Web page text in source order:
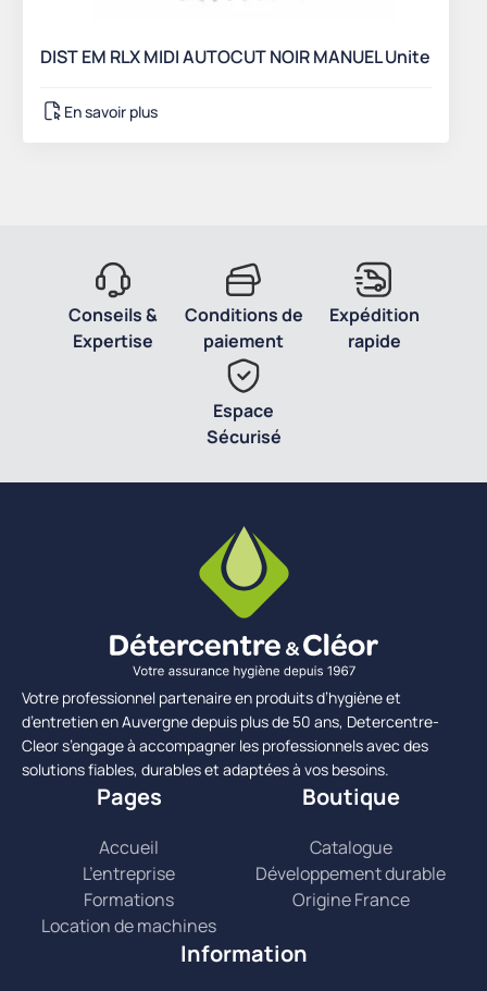
DIST EM RLX MIDI AUTOCUT NOIR MANUEL Unite
En savoir plus
Conseils &
Expertise
Conditions de
paiement
Expédition
rapide
Espace
Sécurisé
Votre professionnel partenaire en produits d’hygiène et
d’entretien en Auvergne depuis plus de 50 ans, Detercentre-
Cleor s’engage à accompagner les professionnels avec des
solutions fiables, durables et adaptées à vos besoins.
Pages
Accueil
L’entreprise
Formations
Location de machines
Boutique
Catalogue
Développement durable
Origine France
Information